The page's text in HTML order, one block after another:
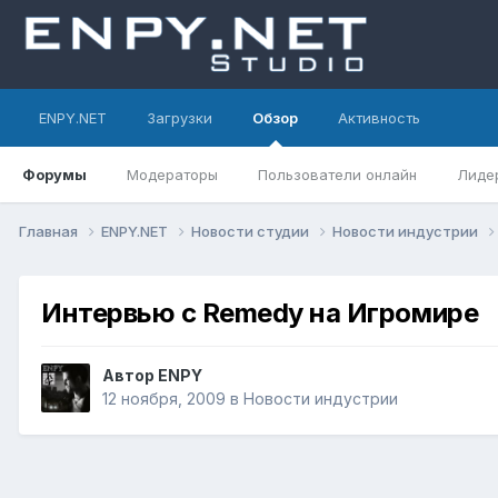
ENPY.NET Загрузки Обзор
Форумы Модераторы Пользователи онлайн
Активность
Главная ENPY.NET Новости студии Новости индустрии
Интервью с Remedy на Игромире
Автор ENPY
12 ноября, 2009 в Новости индустрии